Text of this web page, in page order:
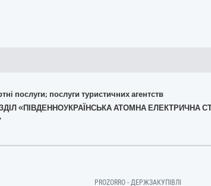
послуги; послуги туристичних агентств
«ПІВДЕННОУКРАЇНСЬКА АТОМНА
PROZORRO - ДЕРЖЗАКУПІВЛІ